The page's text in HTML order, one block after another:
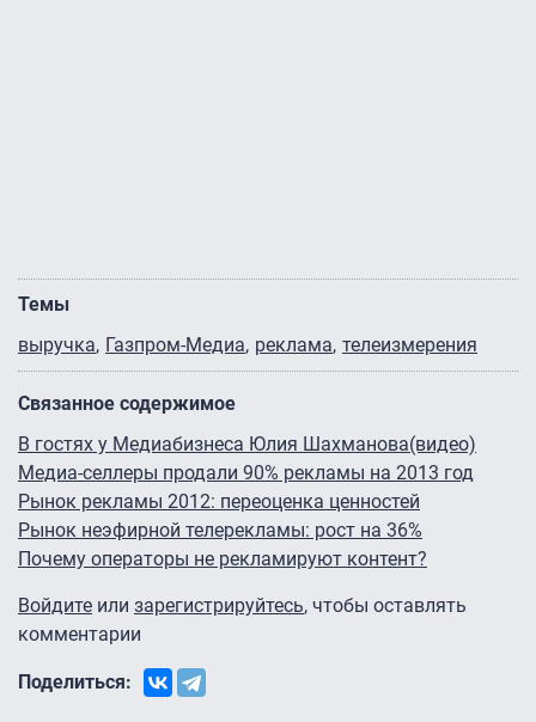
Темы
выручка
Газпром-Медиа реклама телеизмерения
Связанное содержимое
В гостях у Медиабизнеса Юлия Шахманова(видео)
Медиа-селлеры продали 90% рекламы на 2013 год
Рынок рекламы 2012: переоценка ценностей
Рынок неэфирной телерекламы: рост на 36%
Почему операторы не рекламируют контент?
Войдите или зарегистрируйтесь, чтобы оставлять
комментарии
Поделиться: